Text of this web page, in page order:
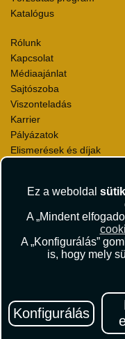
Ez a weboldal
A „Mindent
A „Konfigurálás”
is, hogy mely
Konfigurálás
Katalógus
Rólunk
Kapcsolat
Médiaajánlat
Sajtószoba
Viszonteladás
Karrier
Pályázatok
Elismerések és díjak
Utazási Csomag
Útlemondás-biztosítás
Utasbiztosítás
Repülőjegy Szerződési
Adatvédelem
Hírlevél
Iratkozzon fel